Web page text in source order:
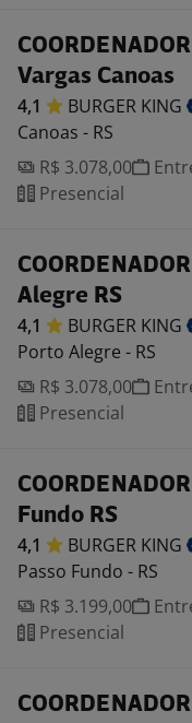
Vargas Canoas
4,1 BURGER KING
Canoas - RS
R$ 3.078,00
Presencial
Alegre RS
4,1 BURGER KING
Porto Alegre - RS
R$ 3.078,00
Presencial
Fundo RS
4,1 BURGER KING
Passo Fundo - RS
R$ 3.199,00
Presencial